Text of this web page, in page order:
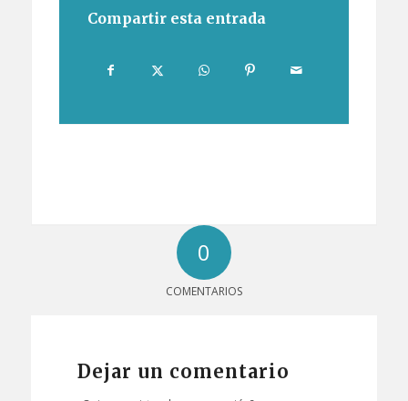
Compartir esta entrada
0
COMENTARIOS
Dejar un comentario